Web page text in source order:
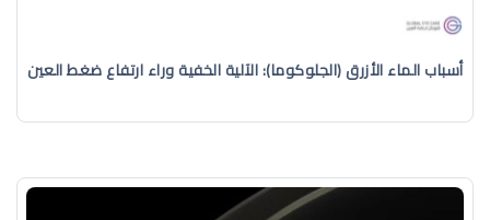
أسباب الماء الأزرق (الجلوكوما): الآلية الخفية وراء ارتفاع ضغط العين